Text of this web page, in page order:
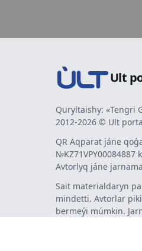
Ult
Quryltaishy: «Tengri
2012-2026 © Ult
QR Aqparat jáne
№KZ71VPY00084887
Avtorlyq jáne
Sait materialdaryn
mindetti. Avtorlar
bermeýi múmkin.